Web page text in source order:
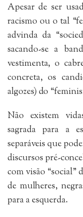
Apesar de ser
racismo ou o tal
advinda da
sacando-se a
vestimenta, o
concreta, os
algozes) do
Não existem
sagrada para a
separáveis que
discursos pré-
com visão “social”
de mulheres,
para a esquerda.